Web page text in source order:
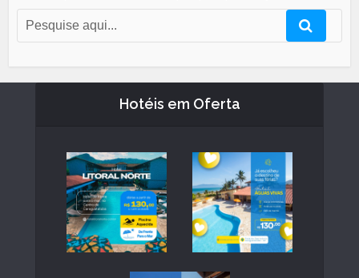
Hotéis em Oferta